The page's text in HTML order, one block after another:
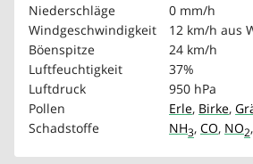
Niederschläge
0 mm/h
Windgeschwindigkeit
12 km/h aus
Böenspitze
24 km/h
Luftfeuchtigkeit
37%
Luftdruck
950 hPa
Pollen
Erle, Birke,
Schadstoffe
NH3, CO, NO2,